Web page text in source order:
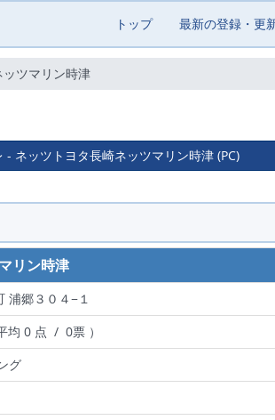
トップ 最新の登録・更
ツマリン時津
- ネッツトヨタ長崎ネッツマリン時津 (PC)
リン時津
浦郷３０４−１
均 0 点 / 0票 ）
グ